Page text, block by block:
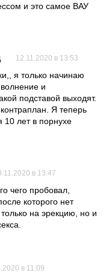
и это самое ВАУ
12.11.2020 в 13:53
я только начинаю
и
подставой выходят.
Я теперь
10 лет в порнухе
в 13:47
чего пробовал,
которого нет
на эрекцию, но и
в 11:09